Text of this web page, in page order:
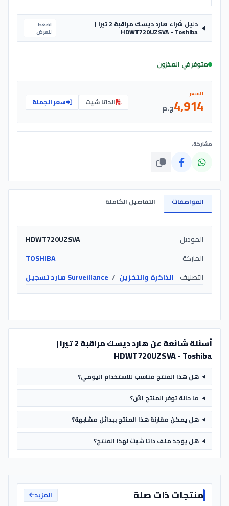
دليل شراء هارد ديسك مراقبة 2 تيرا |
HDWT720UZSVA - Toshiba
اضغط
للعرض
متوفر في المخزون
السعر
4,914ج.م الداتا شيت سعر الجملة
مشاركة:
المواصفات التفاصيل الكاملة
الموديل
HDWT720UZSVA
الماركة
TOSHIBA
التصنيف الذاكرة والتخزين / Surveillance هارد تسجيل
أسئلة شائعة عن هارد ديسك مراقبة 2 تيرا |
HDWT720UZSVA - Toshiba
هل هذا المنتج مناسب للاستخدام اليومي؟
ما حالة توفر المنتج الآن؟
هل يمكن مقارنة هذا المنتج ببدائل مشابهة؟
هل يوجد ملف داتا شيت لهذا المنتج؟
منتجات ذات صلة المزيد